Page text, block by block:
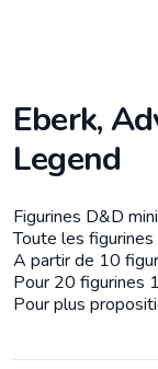
Eberk,
Legend
Description
Figurines D&D
Toute les
A partir de 10
Pour 20 figurines
Pour plus